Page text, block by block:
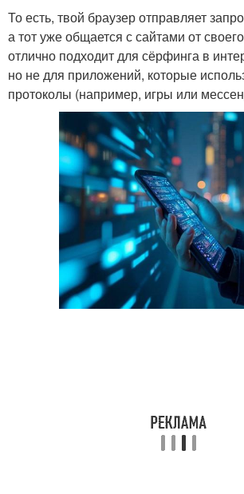
То есть, твой браузер отправляет
а тот уже общается с сайтами от
отлично подходит для сёрфинга в
но не для приложений, которые
протоколы (например, игры или